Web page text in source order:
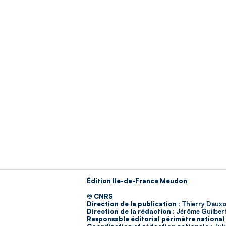
Édition Ile-de-France Meudon
© CNRS
Direction de la publication : Thierry
Direction de la rédaction : Jérôme
Responsable éditorial périmètre national